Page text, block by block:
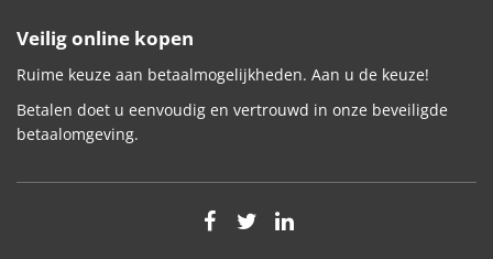
Veilig online kopen
Ruime keuze aan betaalmogelijkheden. Aan u de keuze!
Betalen doet u eenvoudig en vertrouwd in onze beveiligde
betaalomgeving.